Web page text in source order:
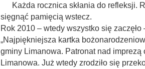
Każda rocznica skłania do refleksji.
sięgnąć pamięcią wstecz.
Rok 2010 – wtedy wszystko się zaczęło
„Najpiękniejsza kartka
gminy Limanowa. Patronat nad imprezą
Limanowa. Już wtedy zrodziło się